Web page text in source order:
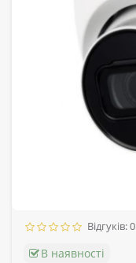
Відгуків: 0
В наявності